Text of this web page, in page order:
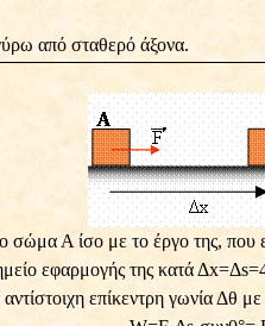
από σταθερό άξονα.
σώμα Α ίσο με το έργο της, που
εφαρμογής της κατά
επίκεντρη γωνία Δθ